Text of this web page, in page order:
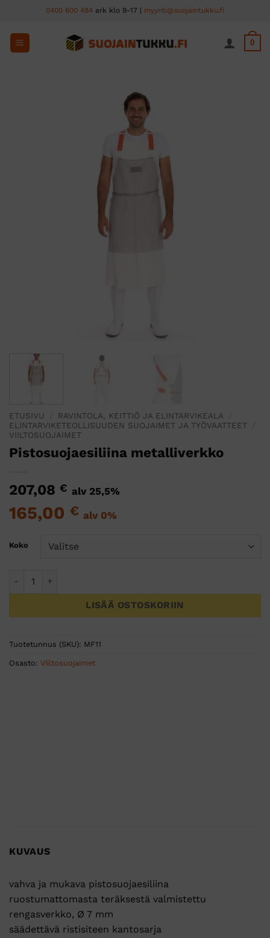
content
0400 600 484 ark klo 9-17 | myynti@suojaintukku.fi
0
ETUSIVU RAVINTOLA, KEITTIÖ JA ELINTARVIKEALA
ELINTARVIKETEOLLISUUDEN SUOJAIMET JA TYÖVAATTEET
VIILTOSUOJAIMET
Pistosuojaesiliina metalliverkko
207,08 € alv 25,5%
165,00 € alv 0%
Koko
LISÄÄ OSTOSKORIIN
Tuotetunnus (SKU): MF11
Osasto: Viiltosuojaimet
KUVAUS
vahva ja mukava pistosuojaesiliina
ruostumattomasta teräksestä valmistettu
rengasverkko, Ø 7 mm
säädettävä ristisiteen kantosarja